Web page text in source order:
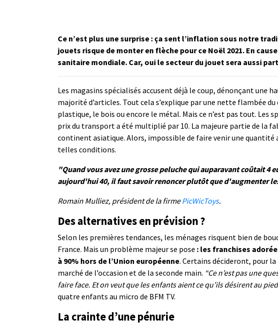
Ce n’est plus une surprise : ça sent l’inflation sous notre
jouets risque de monter en flèche pour ce Noël 2021. En
sanitaire mondiale. Car, oui le secteur du jouet sera aussi
Les magasins spécialisés accusent déjà le coup, dénonçant une
majorité d’articles. Tout cela s’explique par une nette flambée
plastique, le bois ou encore le métal. Mais ce n’est pas tout. Les
prix du transport a été multiplié par 10. La majeure partie de la
continent asiatique. Alors, impossible de faire venir une quantité
telles conditions.
"Quand vous avez une grosse peluche qui auparavant coûtait 4
aujourd'hui 40, il faut savoir renoncer plutôt que d'augmenter
Romain Mulliez, président de la firmePicWicToys.
Des alternatives en prévision ?
Selon les premières tendances, les ménages risquent bien de
France. Mais un problème majeur se pose : les franchises
à 90% hors de l’Union européenne. Certains décideront, pour
marché de l’occasion et de la seconde main. “Ce n’est pas une
faire face. Et on veut que les enfants aient ce qu’ils désirent au
quatre enfants au micro de BFM TV.
La crainte d’une pénurie